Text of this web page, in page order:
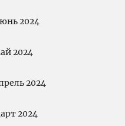
2024
2024
2024
2024